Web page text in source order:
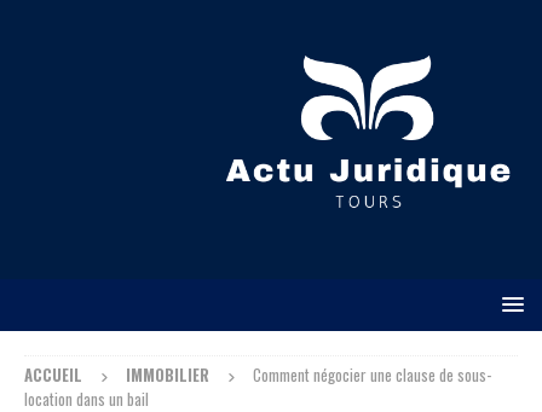
ACCUEIL IMMOBILIER
Comment négocier une clause de sous-
location dans un bail